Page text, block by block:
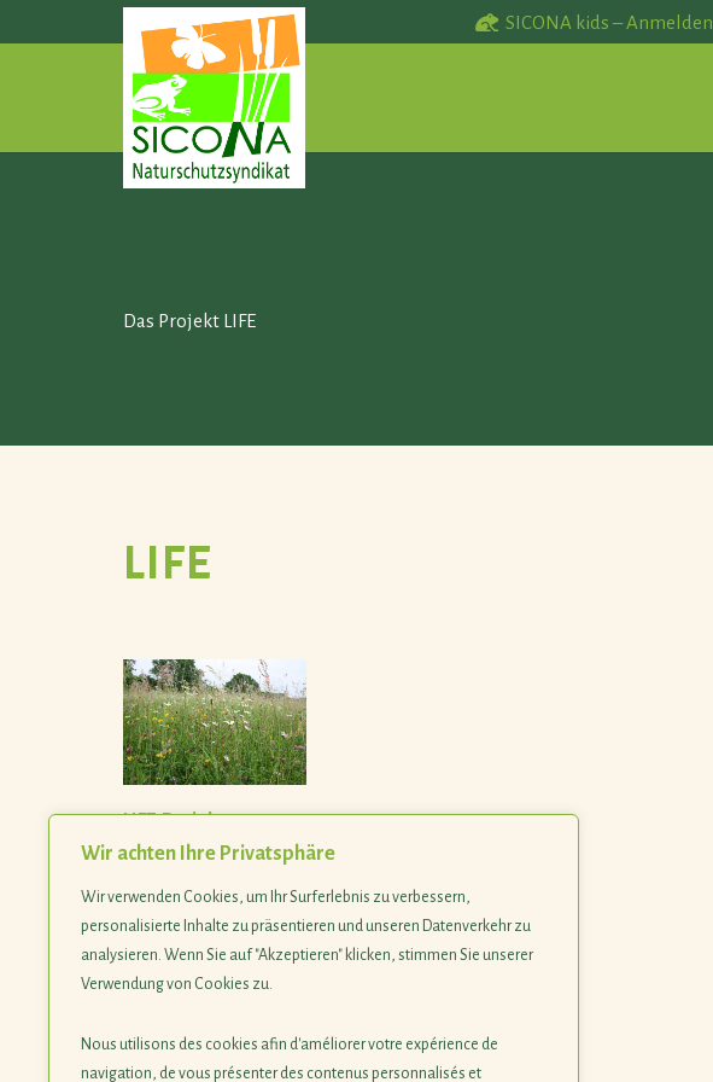
Wir achten Ihre Privatsphäre
Wir verwenden Cookies, um Ihr Surferlebnis zu verbessern,
personalisierte Inhalte zu präsentieren und unseren Datenverkehr zu
analysieren. Wenn Sie auf "Akzeptieren" klicken, stimmen Sie unserer
Verwendung von Cookies zu.
Nous utilisons des cookies afin d'améliorer votre expérience de
navigation, de vous présenter des contenus personnalisés et
SICONA kids – Anmelden
Das Projekt LIFE
LIFE
LIFE-Projekte